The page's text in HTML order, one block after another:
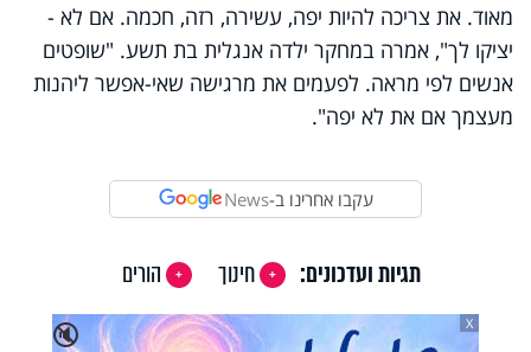
מאוד. את צריכה להיות יפה, עשירה, רזה, חכמה. אם לא -
יציקו לך", אמרה במחקר ילדה אנגלית בת תשע. "שופטים
אנשים לפי מראה. לפעמים את מרגישה שאי-אפשר ליהנות
מעצמך אם את לא יפה".
עקבו אחרינו ב-News
תגיות ועדכונים: חינוך
הורים
🔇
X